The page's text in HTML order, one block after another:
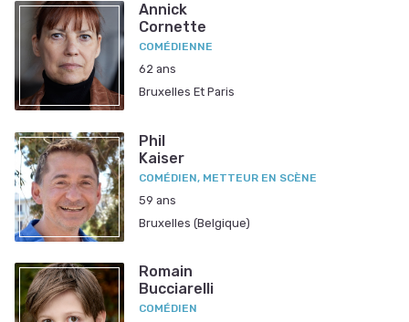
Annick
Cornette
COMÉDIENNE
62 ans
Bruxelles Et Paris
Phil
Kaiser
COMÉDIEN, METTEUR EN SCÈNE
59 ans
Bruxelles (Belgique)
Romain
Bucciarelli
COMÉDIEN